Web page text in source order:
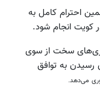
احترام کامل به
کویت انجام شود.
سخت از سوی
به توافق
می‌دهد.